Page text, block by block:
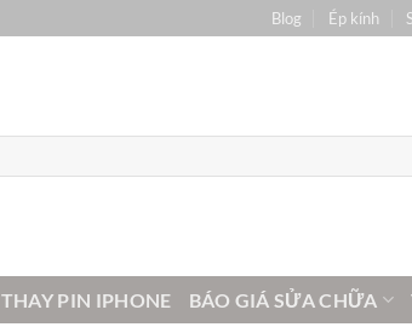
Blog Ép kính
THAY PIN IPHONE BÁO GIÁ SỬA CHỮA